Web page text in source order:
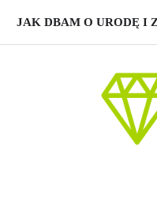
JAK DBAM O URODĘ I